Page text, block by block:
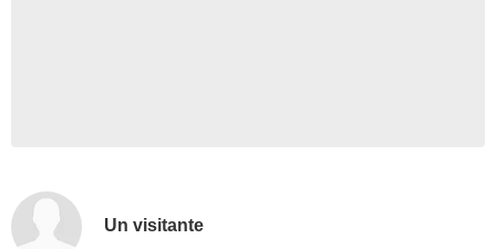
Un visitante